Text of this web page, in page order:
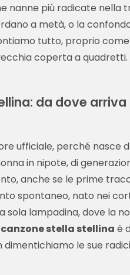
nanne più radicate nella
a metà, o la
tutto, proprio
coperta a quadretti.
da dove
ufficiale, perché nasce
in nipote, di
anche se le prime
spontaneo, nato nei
sola lampadina, dove la
canzone stella stellina è
le sue